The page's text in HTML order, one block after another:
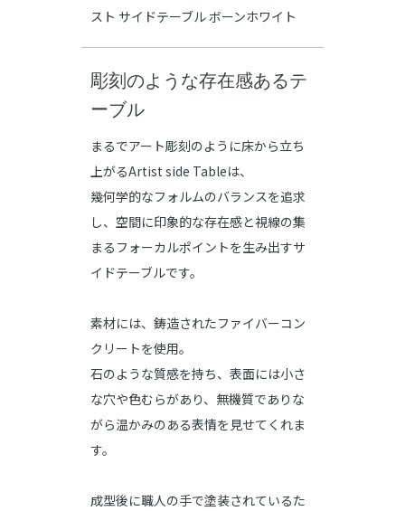
スト サイドテーブル ボーンホワイト
彫刻のような存在感あるテ
ーブル
まるでアート彫刻のように床から立ち
上がるArtist side Tableは、
幾何学的なフォルムのバランスを追求
し、空間に印象的な存在感と視線の集
まるフォーカルポイントを生み出すサ
イドテーブルです。
素材には、鋳造されたファイバーコン
クリートを使用。
石のような質感を持ち、表面には小さ
な穴や色むらがあり、無機質でありな
がら温かみのある表情を見せてくれま
す。
成型後に職人の手で塗装されているた